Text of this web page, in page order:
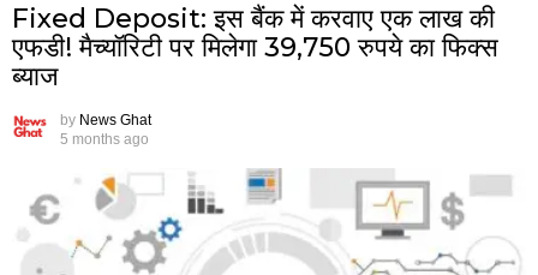
Fixed Deposit: इस बैंक में करवाए एक लाख की
एफडी! मैच्यॉरिटी पर मिलेगा 39,750 रुपये का फिक्स
ब्याज
by News Ghat
5 months ago